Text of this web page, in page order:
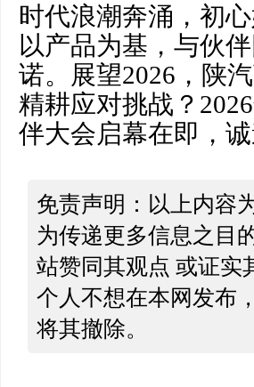
时代浪潮奔涌，初
以产品为基，与伙
诺。展望2026，陕
精耕应对挑战？
伴大会启幕在即，
免责声明：以上内容
为传递更多信息之目
站赞同其观点 或证实
个人不想在本网发布
将其撤除。